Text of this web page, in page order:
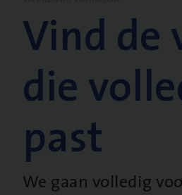
Vind de
die
past
We gaan volledig